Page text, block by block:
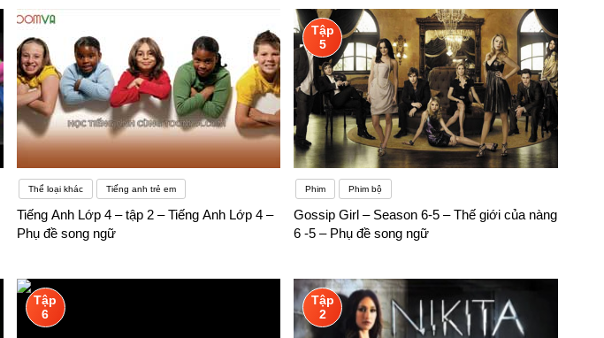
Thể loại khác Tiếng anh trẻ em
Tiếng Anh Lớp 4 – tập 2 – Tiếng Anh Lớp 4 –
Phụ đề song ngữ
Tập
5
Phim Phim bộ
Gossip Girl – Season 6-5 – Thế giới của nàng
6 -5 – Phụ đề song ngữ
Tập
6
Tập
2